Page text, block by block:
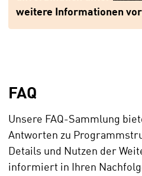
weitere Informationen
FAQ
Unsere FAQ-Sammlung
Antworten zu
Details und Nutzen der
informiert in Ihren